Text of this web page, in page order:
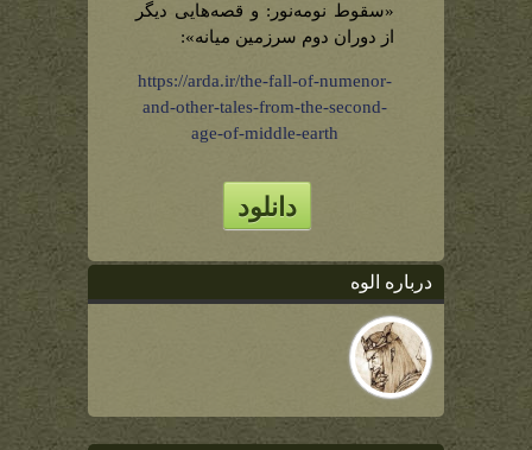
«سقوط نومه‌نور: و قصه‌هایی دیگر
از دوران دوم سرزمین میانه»:
https://arda.ir/the-fall-of-numenor-
and-other-tales-from-the-second-
age-of-middle-earth
دانلود
درباره الوه